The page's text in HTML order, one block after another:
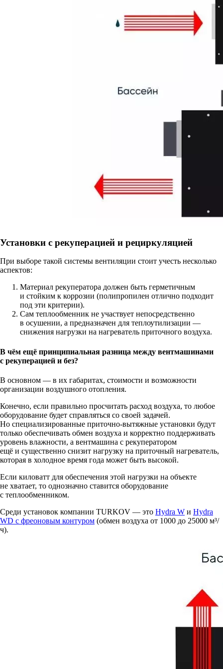
Установки с рекуперацией и рециркуляцией
При выборе такой системы вентиляции стоит учесть несколько
аспектов:
Материал рекуператора должен быть герметичным
и стойким к коррозии (полипропилен отлично подходит
под эти критерии).
Сам теплообменник не участвует непосредственно
в осушении, а предназначен для теплоутилизации —
снижения нагрузки на нагреватель приточного воздуха.
В чём ещё принципиальная разница между вентмашинами
с рекуперацией и без?
В основном — в их габаритах, стоимости и возможности
организации воздушного отопления.
Конечно, если правильно просчитать расход воздуха, то любое
оборудование будет справляться со своей задачей.
Но специализированные приточно-вытяжные установки будут
только обеспечивать обмен воздуха и корректно поддерживать
уровень влажности, а вентмашина с рекуператором
ещё и существенно снизит нагрузку на приточный нагреватель,
которая в холодное время года может быть высокой.
Если киловатт для обеспечения этой нагрузки на объекте
не хватает, то однозначно ставится оборудование
с теплообменником.
Среди установок компании TURKOV — это Hydra W и Hydra
WD с фреоновым контуром (обмен воздуха от 1000 до 25000 м³/
ч).